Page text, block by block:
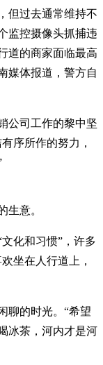
但过去通常维持不
监控摄像头抓捕违
道的商家面临最高
媒体报道，警方自
公司工作的黎中坚
序所作的努力，
生意。
化和习惯”，许多
坐在人行道上，
聊的时光。“希望
冰茶，河内才是河